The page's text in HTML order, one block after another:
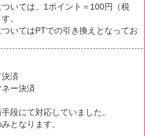
いては、1ポイント＝100円（税
。
いてはPTでの引き換えとなってお
決済
ー決済
段にて対応していました。
となります。